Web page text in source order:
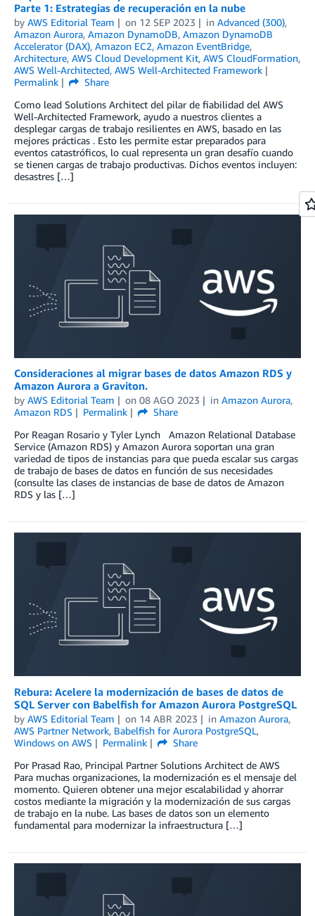
Parte 1: Estrategias de recuperación en la nube
by AWS Editorial Team on 12 SEP 2023 in Advanced (300),
Amazon Aurora, Amazon DynamoDB, Amazon DynamoDB
Accelerator (DAX), Amazon EC2, Amazon EventBridge,
Architecture, AWS Cloud Development Kit, AWS CloudFormation,
AWS Well-Architected, AWS Well-Architected Framework
Permalink
Share
Como lead Solutions Architect del pilar de fiabilidad del AWS
Well-Architected Framework, ayudo a nuestros clientes a
desplegar cargas de trabajo resilientes en AWS, basado en las
mejores prácticas . Esto les permite estar preparados para
eventos catastróficos, lo cual representa un gran desafío cuando
se tienen cargas de trabajo productivas. Dichos eventos incluyen:
desastres […]
Consideraciones al migrar bases de datos Amazon RDS y
Amazon Aurora a Graviton.
by AWS Editorial Team on 08 AGO 2023 in Amazon Aurora,
Amazon RDS
Permalink
Share
Por Reagan Rosario y Tyler Lynch Amazon Relational Database
Service (Amazon RDS) y Amazon Aurora soportan una gran
variedad de tipos de instancias para que pueda escalar sus cargas
de trabajo de bases de datos en función de sus necesidades
(consulte las clases de instancias de base de datos de Amazon
RDS y las […]
Rebura: Acelere la modernización de bases de datos de
SQL Server con Babelfish for Amazon Aurora PostgreSQL
by AWS Editorial Team on 14 ABR 2023 in Amazon Aurora,
AWS Partner Network, Babelfish for Aurora PostgreSQL,
Windows on AWS
Permalink
Share
Por Prasad Rao, Principal Partner Solutions Architect de AWS
Para muchas organizaciones, la modernización es el mensaje del
momento. Quieren obtener una mejor escalabilidad y ahorrar
costos mediante la migración y la modernización de sus cargas
de trabajo en la nube. Las bases de datos son un elemento
fundamental para modernizar la infraestructura […]